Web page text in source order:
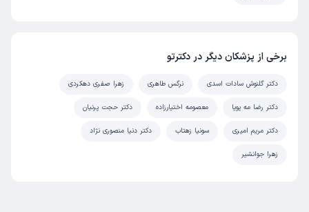
برخی از پزشکان دیگر در دکترتو
دکتر گلنوش سادات اسدی نرگس طاهری زهرا صفری دهکردی
دکتر رضا مه پویا معصومه اختیارزاده دکتر حجت پرنیان
دکتر مریم امیری سونیا زهتاب دکتر دنیا منصوری نژاد
زهرا جوانشیر